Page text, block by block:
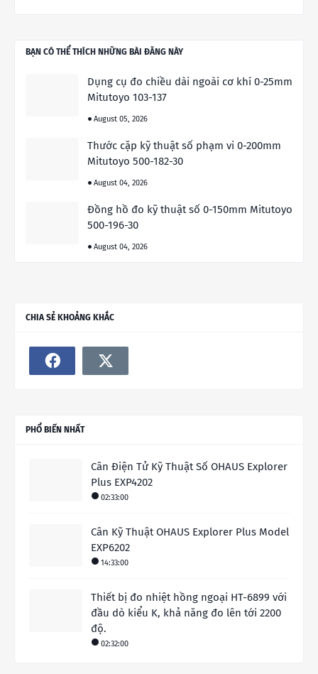
BẠN CÓ THỂ THÍCH NHỮNG BÀI ĐĂNG NÀY
Dụng cụ đo chiều dài ngoài cơ khí 0-25mm
Mitutoyo 103-137
August 05, 2026
Thước cặp kỹ thuật số phạm vi 0-200mm
Mitutoyo 500-182-30
August 04, 2026
Đồng hồ đo kỹ thuật số 0-150mm Mitutoyo
500-196-30
August 04, 2026
CHIA SẺ KHOẢNG KHẮC
PHỔ BIẾN NHẤT
Cân Điện Tử Kỹ Thuật Số OHAUS Explorer
Plus EXP4202
02:33:00
Cân Kỹ Thuật OHAUS Explorer Plus Model
EXP6202
14:33:00
Thiết bị đo nhiệt hồng ngoại HT-6899 với
đầu dò kiểu K, khả năng đo lên tới 2200
độ.
02:32:00